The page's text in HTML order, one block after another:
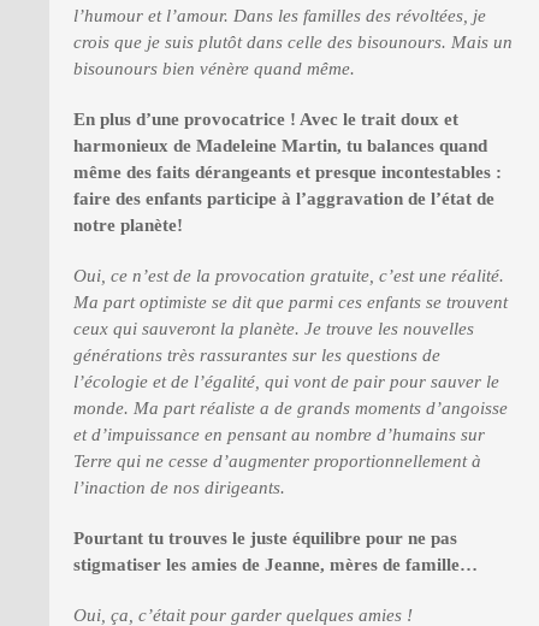
l’humour et l’amour. Dans les familles des révoltées, je
crois que je suis plutôt dans celle des bisounours. Mais un
bisounours bien vénère quand même.
En plus d’une provocatrice ! Avec le trait doux et
harmonieux de Madeleine Martin, tu balances quand
même des faits dérangeants et presque incontestables :
faire des enfants participe à l’aggravation de l’état de
notre planète!
Oui, ce n’est de la provocation gratuite, c’est une réalité.
Ma part optimiste se dit que parmi ces enfants se trouvent
ceux qui sauveront la planète. Je trouve les nouvelles
générations très rassurantes sur les questions de
l’écologie et de l’égalité, qui vont de pair pour sauver le
monde. Ma part réaliste a de grands moments d’angoisse
et d’impuissance en pensant au nombre d’humains sur
Terre qui ne cesse d’augmenter proportionnellement à
l’inaction de nos dirigeants.
Pourtant tu trouves le juste équilibre pour ne pas
stigmatiser les amies de Jeanne, mères de famille…
Oui, ça, c’était pour garder quelques amies !